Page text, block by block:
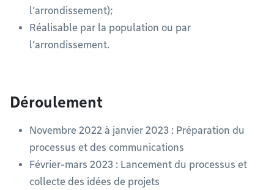
l’arrondissement);
Réalisable par la population ou par
l’arrondissement.
Déroulement
Novembre 2022 à janvier 2023 : Préparation du
processus et des communications
Février-mars 2023 : Lancement du processus et
collecte des idées de projets